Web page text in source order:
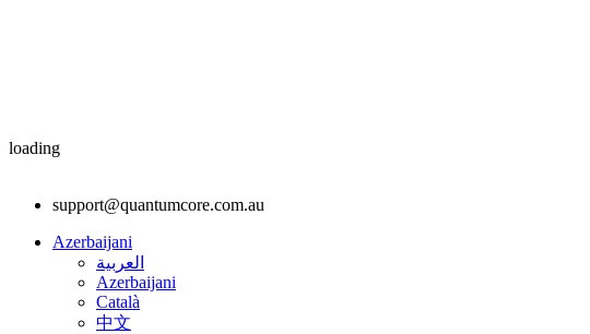
loading
support@quantumcore.com.au
Azerbaijani
العربية
Azerbaijani
Català
中文